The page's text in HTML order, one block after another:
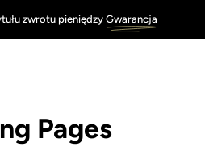
zwrotu pieniędzyGwarancja
Pages